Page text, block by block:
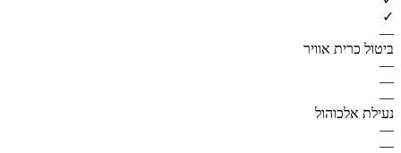
✓
—
ביטול כרית אוויר
—
—
—
נעילת אלכוהול
—
—